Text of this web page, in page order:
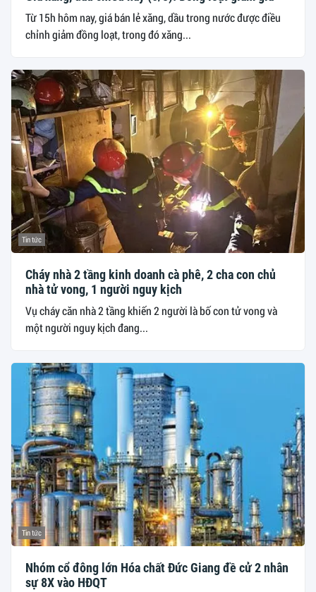
Từ 15h hôm nay, giá bán lẻ xăng, dầu trong nước được điều
chỉnh giảm đồng loạt, trong đó xăng...
Tin tức
Cháy nhà 2 tầng kinh doanh cà phê, 2 cha con chủ
nhà tử vong, 1 người nguy kịch
Vụ cháy căn nhà 2 tầng khiến 2 người là bố con tử vong và
một người nguy kịch đang...
Tin tức
Nhóm cổ đông lớn Hóa chất Đức Giang đề cử 2 nhân
sự 8X vào HĐQT